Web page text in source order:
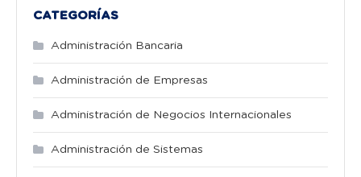
CATEGORÍAS
Administración Bancaria
Administración de Empresas
Administración de Negocios Internacionales
Administración de Sistemas